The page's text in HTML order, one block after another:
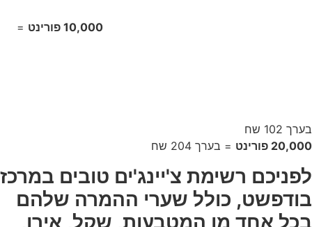
10,000 פורינט =
בערך 102 שח
20,000 פורינט
= בערך 204 שח
לפניכם רשימת צ'יינג'ים טובים במרכז
בודפשט, כולל שערי ההמרה שלהם
בכל אחד מן המטבעות, שקל, אירו,